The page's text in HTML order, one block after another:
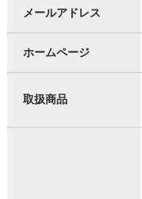
メールアドレス
ホームページ
取扱商品